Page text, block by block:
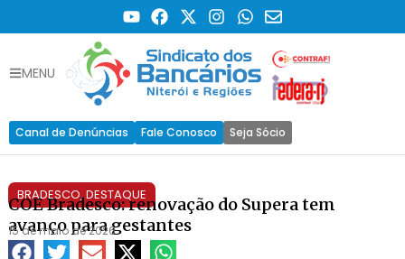
MENU
Canal de Denúncias Fale Conosco Seja Sócio
BRADESCO,DESTAQUE
COE Bradesco: renovação do Supera tem
avanço para gestantes
15 de maio de 2026